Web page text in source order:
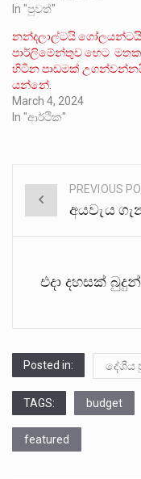
In "පුවත්"
නන්දලාල්ටයි ගෝලයන්ටයි
පාර්ලිමේන්තුව හෙට මතක
හිටින පාඩමක්
යන්නේ.
March 4, 2024
In "ආර්ථික"
Post
navigation
PREVIOUS
අයවැය
එදා දහසක්
Posted in: දේශීය
TAGS: budget
featured